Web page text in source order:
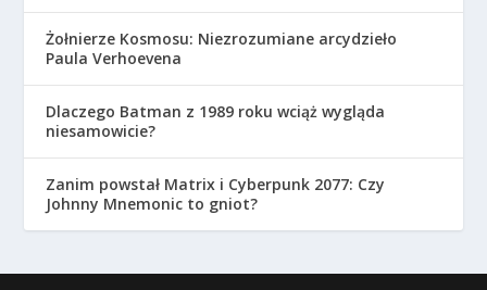
Żołnierze Kosmosu: Niezrozumiane arcydzieło
Paula Verhoevena
Dlaczego Batman z 1989 roku wciąż wygląda
niesamowicie?
Zanim powstał Matrix i Cyberpunk 2077: Czy
Johnny Mnemonic to gniot?